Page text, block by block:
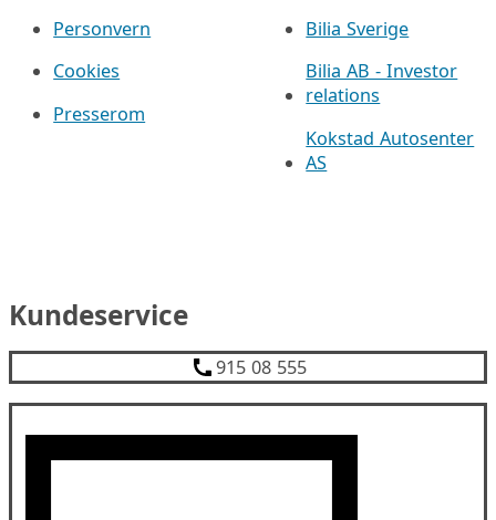
Personvern
Cookies
Presserom
Bilia Sverige
Bilia AB - Investor
relations
Kokstad Autosenter
AS
Kundeservice
915 08 555